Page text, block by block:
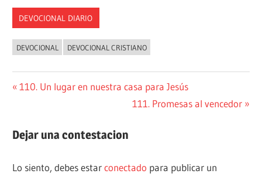
DEVOCIONAL DIARIO
DEVOCIONAL DEVOCIONAL CRISTIANO
Navegación
entradas
Entrada
110. Un lugar en nuestra casa para Jesús
Siguiente
111. Promesas al vencedor
Dejar una contestacion
Lo siento, debes estarconectado para publicar un